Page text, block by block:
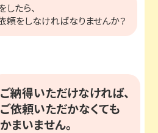
したら、
頼をしなければなりませんか？
ご納得いただけなければ、
ご依頼いただかなくても
かまいません。